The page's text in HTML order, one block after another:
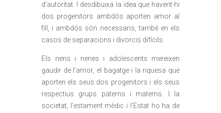
d’autoritat. I desdibuixa la idea que havent-hi
dos progenitors ambdós aporten amor al
fill, i ambdós són necessaris, també en els
casos de separacions i divorcis difícils.
Els nens i nenes i adolescents mereixen
gaudir de l’amor, el bagatge i la riquesa que
aporten els seus dos progenitors i els seus
respectius grups paterns i materns. I la
societat, l’estament mèdic i l’Estat ho ha de